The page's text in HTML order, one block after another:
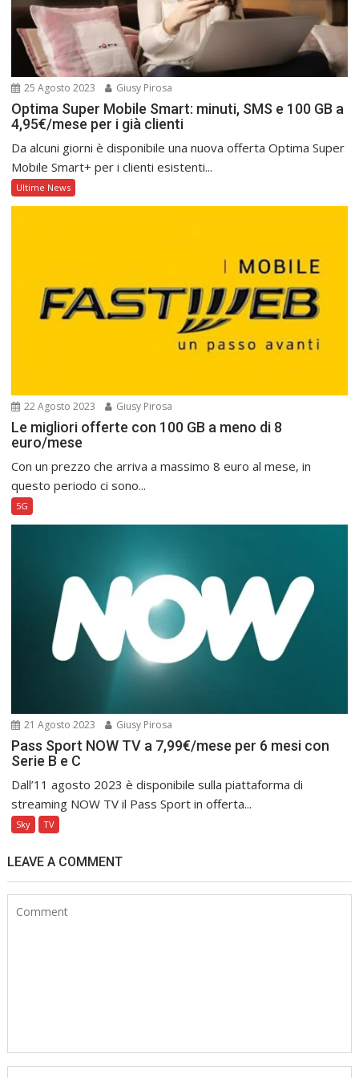
25 Agosto 2023 Giusy Pirosa
Optima Super Mobile Smart: minuti, SMS e 100 GB a
4,95€/mese per i già clienti
Da alcuni giorni è disponibile una nuova offerta Optima Super
Mobile Smart+ per i clienti esistenti...
Ultime News
22 Agosto 2023 Giusy Pirosa
Le migliori offerte con 100 GB a meno di 8
euro/mese
Con un prezzo che arriva a massimo 8 euro al mese, in
questo periodo ci sono...
5G
21 Agosto 2023 Giusy Pirosa
Pass Sport NOW TV a 7,99€/mese per 6 mesi con
Serie B e C
Dall’11 agosto 2023 è disponibile sulla piattaforma di
streaming NOW TV il Pass Sport in offerta...
Sky TV
LEAVE A COMMENT